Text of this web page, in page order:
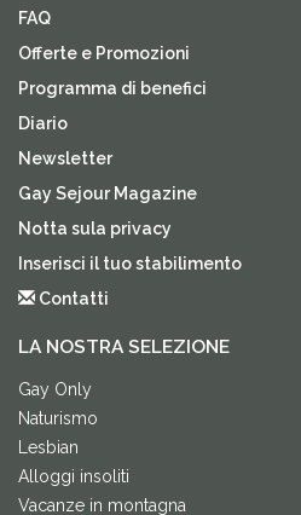
FAQ
Offerte e Promozioni
Programma di benefici
Diario
Newsletter
Gay Sejour Magazine
Notta sula privacy
Inserisci il tuo stabilimento
Contatti
LA NOSTRA SELEZIONE
Gay Only
Naturismo
Lesbian
Alloggi insoliti
Vacanze in montagna